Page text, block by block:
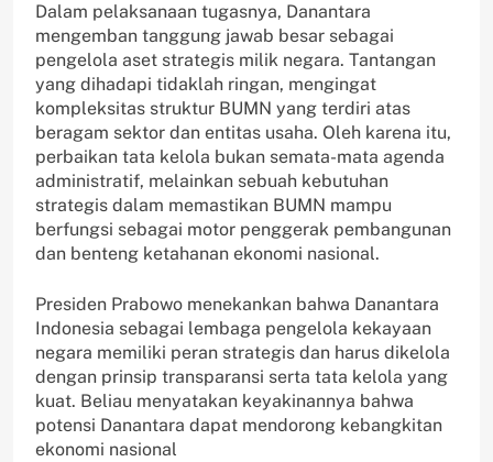
Dalam pelaksanaan tugasnya, Danantara
mengemban tanggung jawab besar sebagai
pengelola aset strategis milik negara. Tantangan
yang dihadapi tidaklah ringan, mengingat
kompleksitas struktur BUMN yang terdiri atas
beragam sektor dan entitas usaha. Oleh karena itu,
perbaikan tata kelola bukan semata-mata agenda
administratif, melainkan sebuah kebutuhan
strategis dalam memastikan BUMN mampu
berfungsi sebagai motor penggerak pembangunan
dan benteng ketahanan ekonomi nasional.
Presiden Prabowo menekankan bahwa Danantara
Indonesia sebagai lembaga pengelola kekayaan
negara memiliki peran strategis dan harus dikelola
dengan prinsip transparansi serta tata kelola yang
kuat. Beliau menyatakan keyakinannya bahwa
potensi Danantara dapat mendorong kebangkitan
ekonomi nasional